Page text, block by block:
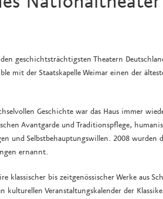
geschichtsträchtigsten Theatern
mit der Staatskapelle Weimar einen der
Geschichte war das Haus immer
Avantgarde und Traditionspflege,
und Selbstbehauptungswillen. 2008 wurden
ernannt.
klassischer bis zeitgenössischer Werke aus
kulturellen Veranstaltungskalender der